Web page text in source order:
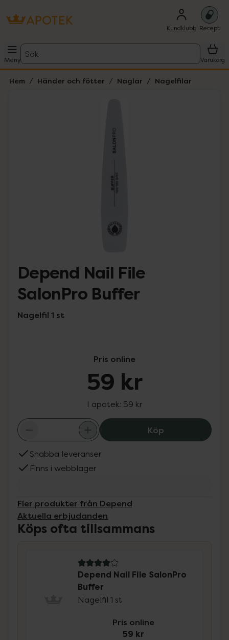
Kundklubb Recept
Meny
Sök
Varukorg
Hem Händer och fötter Naglar Nagelfilar
Depend Nail File
SalonPro Buffer
Nagelfil 1 st
Pris online
59 kr
I apotek: 59 kr
KöpDepend Nail
Snabba leveranser
Finns i webblager
Fler produkter från Depend
Aktuella erbjudanden
Köps ofta tillsammans
4 av 5 i omdöme
Depend Nail File SalonPro
Buffer
Nagelfil 1 st
Pris online
59 kr